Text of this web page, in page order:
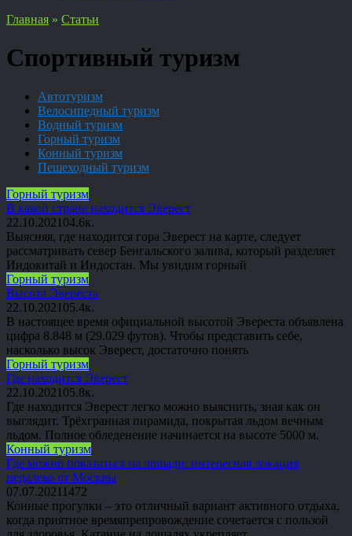
Главная » Статьи
Спортивный туризм
Автотуризм
Велосипедный туризм
Водный туризм
Горный туризм
Конный туризм
Пешеходный туризм
Горный туризм
В какой стране находится Эверест
22.10.2021 04.6к.
Выясняя, где находится гора Эверест на карте, следует
рассматривать север Бенгальского залива, который разделяет
Индокитай и Индостан. Мы увидим горный
Горный туризм
Высота Эвереста
22.10.2021 05.4к.
В настоящее время официальной высотой Эвереста объявлена
цифра 8.848 м (29.029 футов). Чтобы представить себе,
насколько высок Эверест, достаточно понять
Горный туризм
Где находится Эверест
22.10.2021 05.8к.
Где находится Эверест легко можно выяснить, зная как он
выглядит. Трёхгранная пирамида, покрытая льдом вечным
льдом. Полное обледенение начинается на высоте 5000 м.
Конный туризм
Где можно покататься на лошади: интересная локация
недалеко от Москвы
07.07.2021 1472
Конные прогулки – это отличный вариант активного отдыха,
когда приятное времяпрепровождение сочетается с пользой